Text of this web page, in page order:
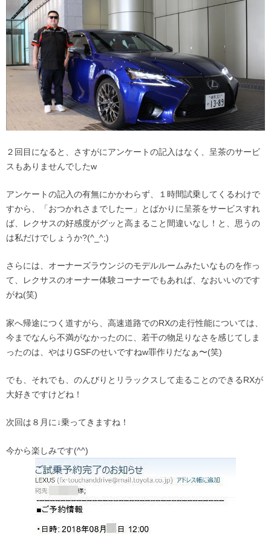
２回目になると、さすがにアンケートの記入はなく、呈茶のサービ
スもありませんでしたw
アンケートの記入の有無にかかわらず、１時間試乗してくるわけで
すから、「おつかれさまでしたー」とばかりに呈茶をサービスすれ
ば、レクサスの好感度がグッと高まること間違いなし！と、思うの
は私だけでしょうか?(^_^;)
さらには、オーナーズラウンジのモデルルームみたいなものを作っ
て、レクサスのオーナー体験コーナーでもあれば、なおいいのです
がね(笑)
家へ帰途につく道すがら、高速道路でのRXの走行性能については、
今までなんら不満がなかったのに、若干の物足りなさを感じてしま
ったのは、やはりGSFのせいですねw罪作りだなぁ〜(笑)
でも、それでも、のんびりとリラックスして走ることのできるRXが
大好きですけどね！
次回は８月に↓乗ってきますね！
今から楽しみです(^^)